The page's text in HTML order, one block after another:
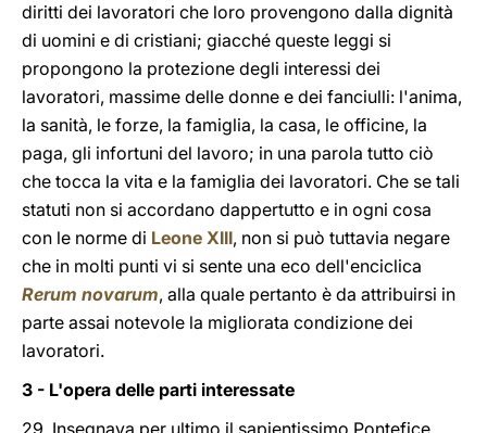
diritti dei lavoratori che loro provengono dalla dignità
di uomini e di cristiani; giacché queste leggi si
propongono la protezione degli interessi dei
lavoratori, massime delle donne e dei fanciulli: l'anima,
la sanità, le forze, la famiglia, la casa, le officine, la
paga, gli infortuni del lavoro; in una parola tutto ciò
che tocca la vita e la famiglia dei lavoratori. Che se tali
statuti non si accordano dappertutto e in ogni cosa
con le norme di Leone XIII, non si può tuttavia negare
che in molti punti vi si sente una eco dell'enciclica
Rerum novarum, alla quale pertanto è da attribuirsi in
parte assai notevole la migliorata condizione dei
lavoratori.
3 - L'opera delle parti interessate
29. Insegnava per ultimo il sapientissimo Pontefice